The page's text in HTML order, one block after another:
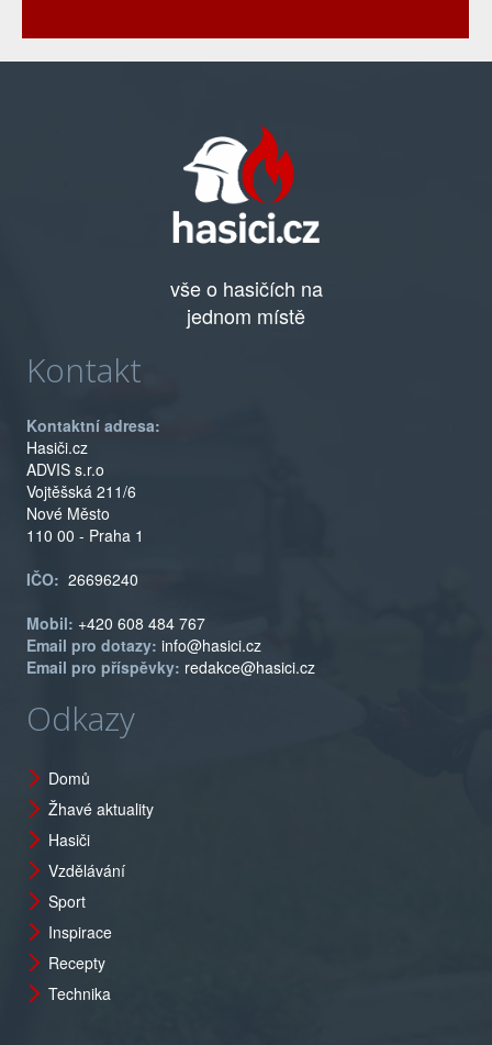
vše o hasičích na
jednom místě
Kontakt
Kontaktní adresa:
Hasiči.cz
ADVIS s.r.o
Vojtěšská 211/6
Nové Město
110 00 - Praha 1
IČO: 26696240
Mobil: +420 608 484 767
Email pro dotazy: info@hasici.cz
Email pro příspěvky: redakce@hasici.cz
Odkazy
Domů
Žhavé aktuality
Hasiči
Vzdělávání
Sport
Inspirace
Recepty
Technika